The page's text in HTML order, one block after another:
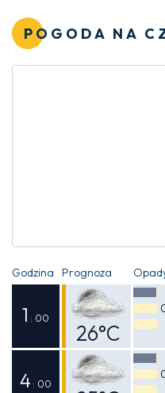
POGODA NA
Godzina Prognoza
1 : 00
26°C
Odczuwalna
27°C
4 : 00